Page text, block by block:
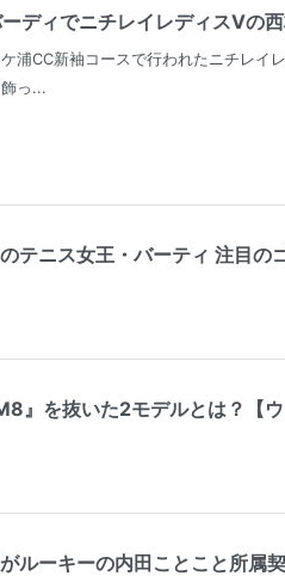
ディでニチレイレディスVの
浦CC新袖コースで行われたニチレイ
っ...
テニス女王・バーティ 注目
』を抜いた2モデルとは？【
ルーキーの内田ことこと所属